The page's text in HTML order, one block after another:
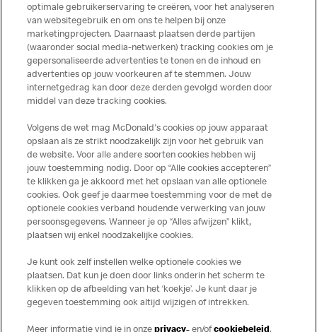
Meer over dit restaurant
McDonald's
Bezoek Restaurant pagina
Over ons
Services
Contact
optimale gebruikerservaring te creëren, voor het analyseren
van websitegebruik en om ons te helpen bij onze
marketingprojecten. Daarnaast plaatsen derde partijen
(waaronder social media-netwerken) tracking cookies om je
gepersonaliseerde advertenties te tonen en de inhoud en
advertenties op jouw voorkeuren af te stemmen. Jouw
internetgedrag kan door deze derden gevolgd worden door
middel van deze tracking cookies.
Volgens de wet mag McDonald's cookies op jouw apparaat
opslaan als ze strikt noodzakelijk zijn voor het gebruik van
de website. Voor alle andere soorten cookies hebben wij
jouw toestemming nodig. Door op “Alle cookies accepteren”
te klikken ga je akkoord met het opslaan van alle optionele
cookies. Ook geef je daarmee toestemming voor de met de
optionele cookies verband houdende verwerking van jouw
persoonsgegevens. Wanneer je op “Alles afwijzen” klikt,
plaatsen wij enkel noodzakelijke cookies.
Je kunt ook zelf instellen welke optionele cookies we
plaatsen. Dat kun je doen door links onderin het scherm te
klikken op de afbeelding van het ‘koekje’. Je kunt daar je
gegeven toestemming ook altijd wijzigen of intrekken.